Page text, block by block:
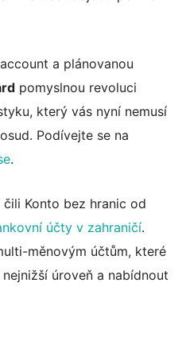
a plánovanou
pomyslnou revoluci
který vás nyní nemusí
Podívejte se na
.
Konto bez hranic od
účty v zahraničí.
měnovým účtům, které
úroveň a nabídnout